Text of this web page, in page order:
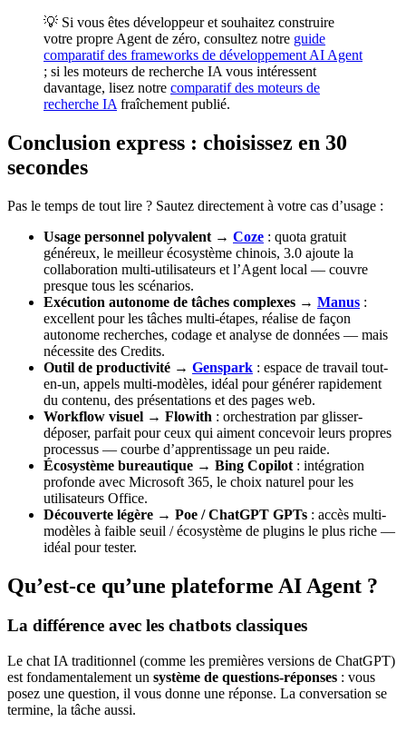
💡 Si vous êtes développeur et souhaitez construire
votre propre Agent de zéro, consultez notre guide
comparatif des frameworks de développement AI Agent
; si les moteurs de recherche IA vous intéressent
davantage, lisez notre comparatif des moteurs de
recherche IA fraîchement publié.
Conclusion express : choisissez en 30
secondes
Pas le temps de tout lire ? Sautez directement à votre cas d’usage :
Usage personnel polyvalent → Coze : quota gratuit
généreux, le meilleur écosystème chinois, 3.0 ajoute la
collaboration multi-utilisateurs et l’Agent local — couvre
presque tous les scénarios.
Exécution autonome de tâches complexes → Manus :
excellent pour les tâches multi-étapes, réalise de façon
autonome recherches, codage et analyse de données — mais
nécessite des Credits.
Outil de productivité → Genspark : espace de travail tout-
en-un, appels multi-modèles, idéal pour générer rapidement
du contenu, des présentations et des pages web.
Workflow visuel → Flowith : orchestration par glisser-
déposer, parfait pour ceux qui aiment concevoir leurs propres
processus — courbe d’apprentissage un peu raide.
Écosystème bureautique → Bing Copilot : intégration
profonde avec Microsoft 365, le choix naturel pour les
utilisateurs Office.
Découverte légère → Poe / ChatGPT GPTs : accès multi-
modèles à faible seuil / écosystème de plugins le plus riche —
idéal pour tester.
Qu’est-ce qu’une plateforme AI Agent ?
La différence avec les chatbots classiques
Le chat IA traditionnel (comme les premières versions de ChatGPT)
est fondamentalement un système de questions-réponses : vous
posez une question, il vous donne une réponse. La conversation se
termine, la tâche aussi.